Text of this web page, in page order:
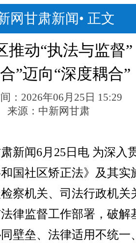
网甘肃新闻• 正文
推动“执法与监督”
”迈向“深度耦合”
： 2026年06月25日 15:29
来源： 中新网甘肃
闻6月25日电 为深入
和国社区矫正法》及其实
察机关、司法行政机关
律监督工作部署，破解
壁垒、法律适用不统一